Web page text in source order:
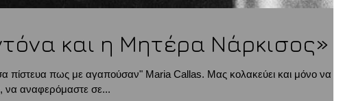
και η Μητέρα Νάρκισος»
πίστευα πως με αγαπούσαν" Maria Callas. Μας κολακεύει και μόνο να
να αναφερόμαστε σε...